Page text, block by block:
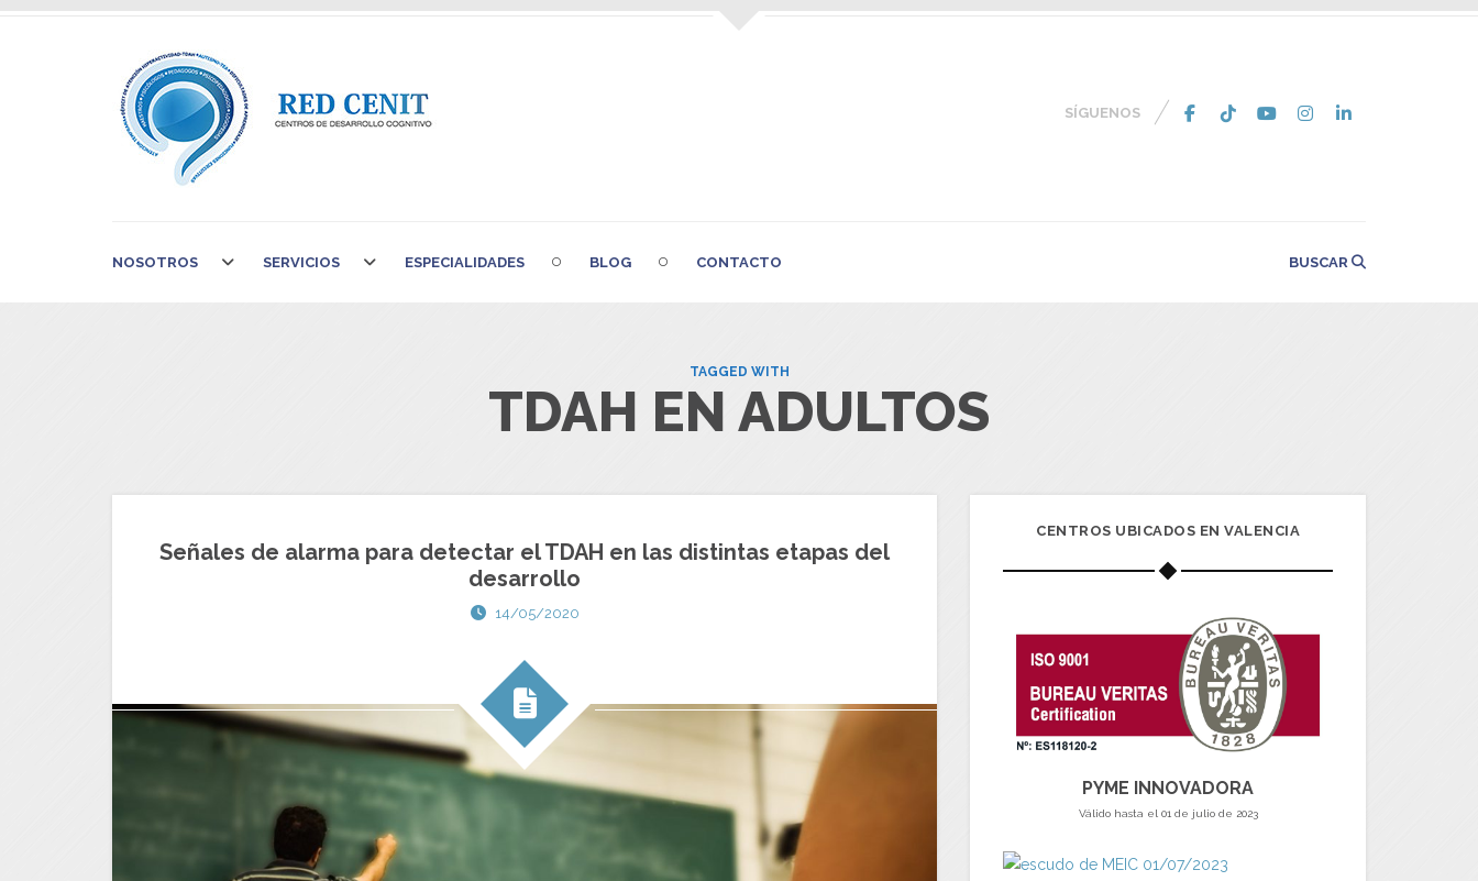
SÍGUENOS
NOSOTROS SERVICIOS ESPECIALIDADES BLOG CONTACTO BUSCAR
TAGGED WITH
TDAH EN ADULTOS
Señales de alarma para detectar el TDAH en las distintas etapas del
desarrollo
14/05/2020
CENTROS UBICADOS EN VALENCIA
PYME INNOVADORA
Válido hasta el 01 de julio de 2023